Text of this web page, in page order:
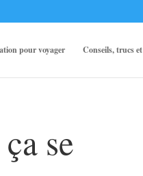
pour voyager Conseils, trucs
se